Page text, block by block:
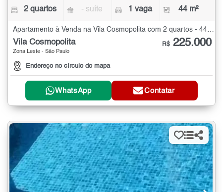
2 quartos - suíte 1 vaga 44 m²
Apartamento à Venda na Vila Cosmopolita com 2 quartos - 44 m²
Vila Cosmopolita
Zona Leste - São Paulo
Endereço no círculo do mapa
R$ 225.000
WhatsApp Contatar